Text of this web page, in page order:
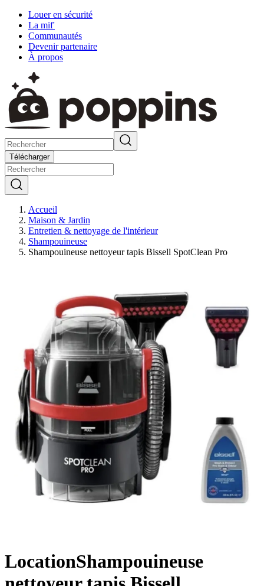
Louer en sécurité
La mif'
Communautés
Devenir partenaire
À propos
Télécharger
Accueil
Maison & Jardin
Entretien & nettoyage de l'intérieur
Shampouineuse
Shampouineuse nettoyeur tapis Bissell SpotClean Pro
LocationShampouineuse